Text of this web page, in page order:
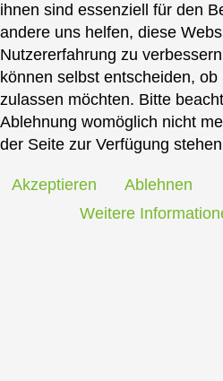
ihnen sind essenziell für den
andere uns helfen, diese
Nutzererfahrung zu
können selbst entscheiden,
zulassen möchten. Bitte
Ablehnung womöglich nicht
der Seite zur Verfügung
Akzeptieren
Ablehnen
Weitere